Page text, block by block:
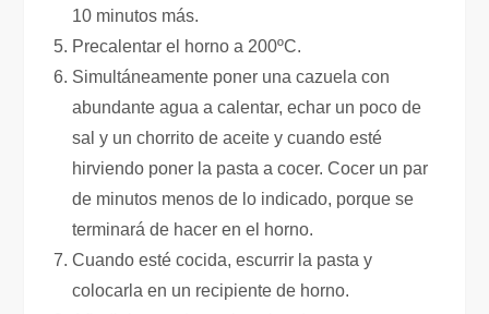
10 minutos más.
Precalentar el horno a 200ºC.
Simultáneamente poner una cazuela con
abundante agua a calentar, echar un poco de
sal y un chorrito de aceite y cuando esté
hirviendo poner la pasta a cocer. Cocer un par
de minutos menos de lo indicado, porque se
terminará de hacer en el horno.
Cuando esté cocida, escurrir la pasta y
colocarla en un recipiente de horno.